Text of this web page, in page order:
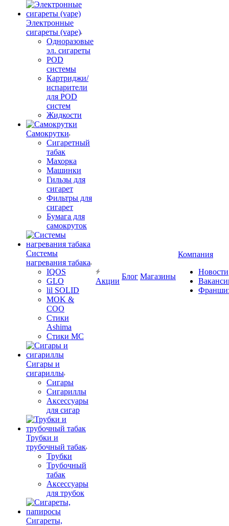
Электронные
сигареты (vape)
Одноразовые
эл. сигареты
POD
системы
Картриджи/
испарители
для POD
систем
Жидкости
Самокрутки
Сигаретный
табак
Махорка
Машинки
Гильзы для
сигарет
Фильтры для
сигарет
Бумага для
самокруток
Системы
нагревания табака
IQOS
GLO
lil SOLID
MOK &
COO
Стики
Ashima
Стики MC
Сигары и
сигариллы
Сигары
Сигариллы
Аксессуары
для сигар
Трубки и
трубочный табак
Трубки
Трубочный
табак
Аксессуары
для трубок
Сигареты,
Акции
Блог Магазины
Компания
Новости